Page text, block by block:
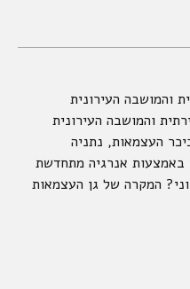
והמושבה העירונית
והמושבה העירונית
העצמאות, נתניה
באמצעות אנרגיה מתחדשת
המקרה של גן העצמאות